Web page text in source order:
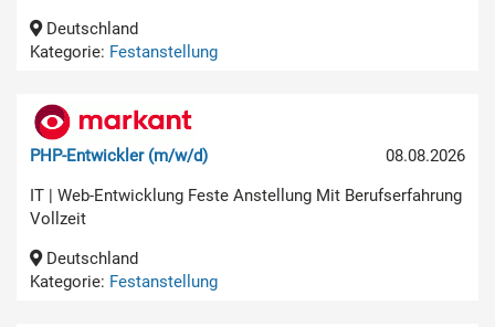
Deutschland
Kategorie: Festanstellung
08.08.2026
PHP-Entwickler (m/w/d)
IT | Web-Entwicklung Feste Anstellung Mit Berufserfahrung
Vollzeit
Deutschland
Kategorie: Festanstellung